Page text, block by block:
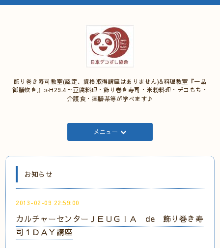
飾り巻き寿司教室(認定、資格取得講座はありません)&料理教室『一品
御膳炊き』≫H29.4～豆腐料理・飾り巻き寿司・米粉料理・デコもち・
介護食・薬膳茶等が学べます♪
メニュー
お知らせ
2013-02-09 22:59:00
カルチャーセンターＪＥＵＧＩＡ de 飾り巻き寿
司１ＤＡＹ講座